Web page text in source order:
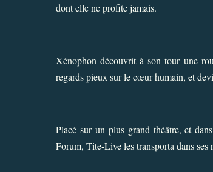
dont elle ne profite jamais.
Xénophon découvrit à son tour une
regards pieux sur le cœur humain, et
Placé sur un plus grand théâtre, et
Forum, Tite-Live les transporta dans